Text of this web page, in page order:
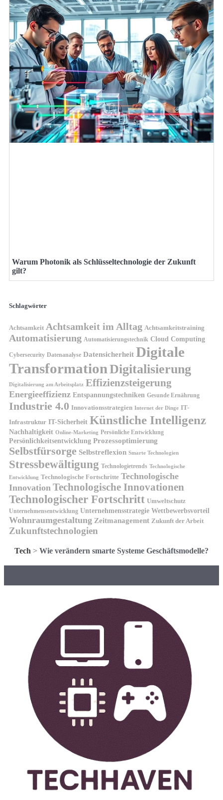
Warum Photonik als Schlüsseltechnologie der Zukunft
gilt?
Schlagwörter
Achtsamkeit Achtsamkeit im Alltag Achtsamkeitstraining
Automatisierung Automatisierungstechnik Cloud Computing
Cybersecurity Datenanalyse Datensicherheit Digitale
TransformationDigitalisierung
Digitalisierung am Arbeitsplatz Effizienzsteigerung
Energieeffizienz Entspannungstechniken Gesunde Ernährung
Industrie 4.0 Innovationsstrategien Internet der Dinge IT-
Infrastruktur IT-Sicherheit Künstliche Intelligenz
Nachhaltigkeit Online-Marketing Persönliche Entwicklung
Persönlichkeitsentwicklung Prozessoptimierung
Selbstfürsorge Selbstreflexion Smarte Technologien
Stressbewältigung Technologietrends Technologische
Entwicklung Technologische Fortschritte Technologische
Innovation Technologische Innovationen
Technologischer Fortschritt Umweltschutz
Unternehmensentwicklung Unternehmensstrategie Wettbewerbsvorteil
Wohnraumgestaltung Zeitmanagement Zukunft der Arbeit
Zukunftstechnologien
Tech > Wie verändern smarte Systeme Geschäftsmodelle?